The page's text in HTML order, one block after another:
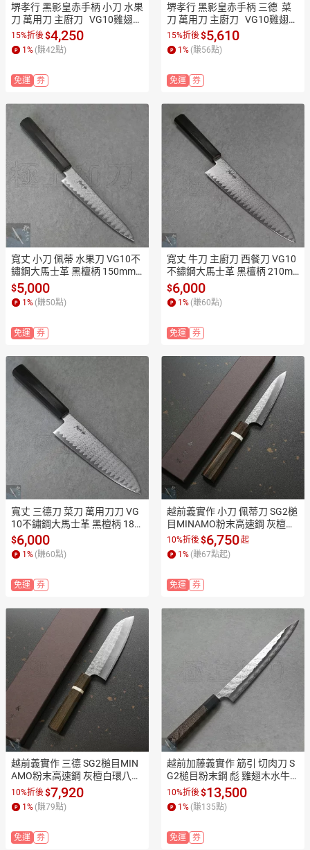
堺孝行 黑影皇赤手柄 小刀 水果
刀 萬用刀 主廚刀   VG10雞翅木
柄  鐵氟龍塗層 150mm 7992
【極上和刀】【日本高品質菜
刀】【APP滿額下單10%點數
止
15%折後$4,250
1 % (賺42點)
免運 券
堺孝行 黑影皇赤手柄 三德  菜
刀 萬用刀 主廚刀   VG10雞翅木
柄  鐵氟龍塗層 160mm 7993
【極上和刀】【日本高品質菜
刀】【APP滿額下單10%點數
止
15%折後$5,610
1 % (賺56點)
免運 券
寬丈 小刀 佩蒂 水果刀 VG10不
鏽鋼大馬士革 黑檀柄 150mm T
S1111【極上和刀】【日本高
品質菜刀】【APP滿額下單1
0%點數(單一帳號最高1500
$5,000
1% (賺50點)
免運 券
寬丈 牛刀 主廚刀 西餐刀 VG10
不鏽鋼大馬士革 黑檀柄 210m
m TS1105【極上和刀】【日本
高品質菜刀】【APP滿額下單1
0%點數(單一帳號最高1500
$6,000
1% (賺60點)
免運 券
寬丈 三德刀 菜刀 萬用刀刀 VG
10不鏽鋼大馬士革 黑檀柄 180
mm TS1107【極上和刀】【日
本高品質菜刀】【APP滿額下
單10%點數(單一帳號最高1500
$6,000
1 % (賺60點)
免運 券
越前義實作 小刀 佩蒂刀 SG2槌
目MINAMO粉末高速鋼 灰檀白
環八角柄KA1608 1609【極上
和刀】【日本高品質菜刀】【A
PP滿額下單10%點數(單一帳號
10%折後$6,750起
1 % (賺67點起)
免運 券
越前義實作 三德 SG2槌目MIN
AMO粉末高速鋼 灰檀白環八角
柄KA1604【極上和刀】【日本
高品質菜刀】【APP滿額下單1
0%點數(單一帳號最高1500
10%折後$7,920
1% (賺79點)
免運 券
越前加藤義實作 筋引 切肉刀 S
G2槌目粉末鋼 彪 雞翅木水牛
柄 KA2507【極上和刀】【日
本高品質菜刀】【APP滿額下
單10%點數(單一帳號最高1500
10%折後$13,500
1% (賺135點)
免運 券